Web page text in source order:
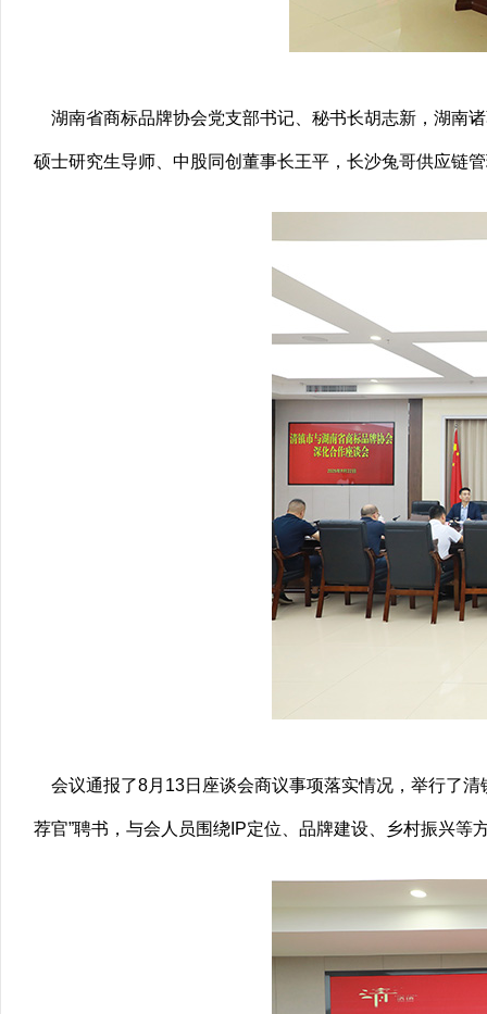
湖南省商标品牌协会党支部书记、秘书长胡志新，湖南
硕士研究生导师、中股同创董事长王平，长沙兔哥供应链
会议通报了8月13日座谈会商议事项落实情况，举行了清
荐官”聘书，与会人员围绕IP定位、品牌建设、乡村振兴等